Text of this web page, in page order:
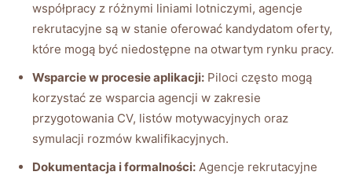
współpracy z różnymi liniami lotniczymi, agencje
rekrutacyjne są w stanie oferować kandydatom oferty,
które mogą być niedostępne na otwartym rynku pracy.
Wsparcie w procesie aplikacji: Piloci często mogą
korzystać ze wsparcia agencji w zakresie
przygotowania CV, listów motywacyjnych oraz
symulacji rozmów kwalifikacyjnych.
Dokumentacja i formalności: Agencje rekrutacyjne